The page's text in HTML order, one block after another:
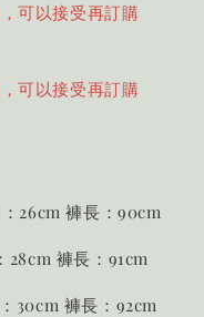
可以接受再訂購
可以接受再訂購
26cm 褲長：90cm
28cm 褲長：91cm
30cm 褲長：92cm